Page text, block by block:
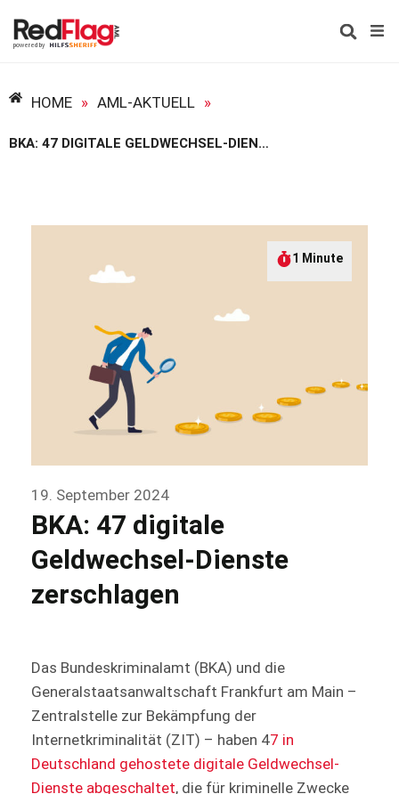
HOME » AML-AKTUELL »
BKA: 47 DIGITALE GELDWECHSEL-DIENSTE ZERSCHLAGEN
19. September 2024
BKA: 47 digitale
Geldwechsel-Dienste
zerschlagen
1 Minute
Das Bundeskriminalamt (BKA) und die
Generalstaatsanwaltschaft Frankfurt am Main –
Zentralstelle zur Bekämpfung der
Internetkriminalität (ZIT) – haben 47 in
Deutschland gehostete digitale Geldwechsel-
Dienste abgeschaltet, die für kriminelle Zwecke